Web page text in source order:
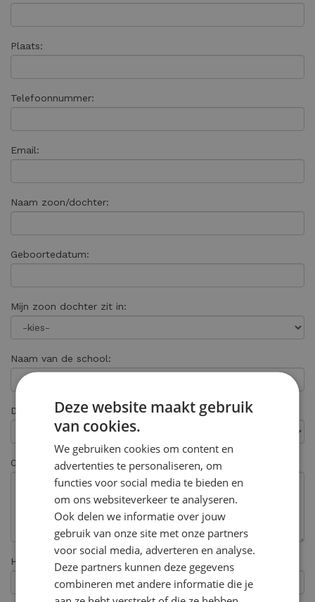
Plaats:
Telefoonnummer:
Email:
Naam zoon/dochter:
Geboortedatum:
Mijn zoon dochter zit in:
Naam van de school:
Deze inschrijving is voor de vestiging:
Opmerkingen:
Hoe heeft u ons gevonden? *
Deze website maakt gebruik
van cookies.
We gebruiken cookies om content en
advertenties te personaliseren, om
functies voor social media te bieden en
om ons websiteverkeer te analyseren.
Ook delen we informatie over jouw
gebruik van onze site met onze partners
voor social media, adverteren en analyse.
Deze partners kunnen deze gegevens
combineren met andere informatie die je